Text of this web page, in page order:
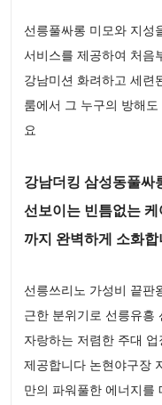
선릉풀싸롱 미모와 지성
서비스를 제공하여 처음
강남미션 화려하고 세련
룸에서 그 누구의 방해
요
강남더킹 삼성동풀싸
선보이는 빈틈없는
까지 완벽하게 소화
선릉쓰리노 가성비 끝판
근한 분위기로 선릉유흥
자랑하는 저렴한 주대
제공합니다 논현야구장
만의 파워풀한 에너지를